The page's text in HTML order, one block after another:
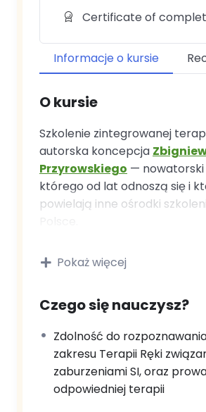
Certificate of
Informacje o kursie
O kursie
Szkolenie zintegrowanej
autorska koncepcja
Przyrowskiego —
którego od lat odnoszą się i
powielają inne ośrodki
manualne ręki umieszcza w
Przyczyn zaburzeń autor
sensorycznych. Terapeuci
problemami manualnymi i
grafomotorycznymi przez
procesów sensorycznych —
Pokaż więcej
Czego się nauczysz?
Zdolność do
zakresu Terapii Ręki
zaburzeniami SI, oraz
odpowiedniej terapii